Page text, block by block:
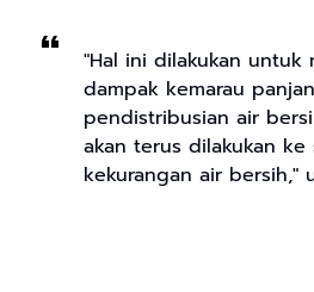
"Hal ini dilakukan untuk
dampak kemarau
pendistribusian air
akan terus dilakukan
kekurangan air bersih,"